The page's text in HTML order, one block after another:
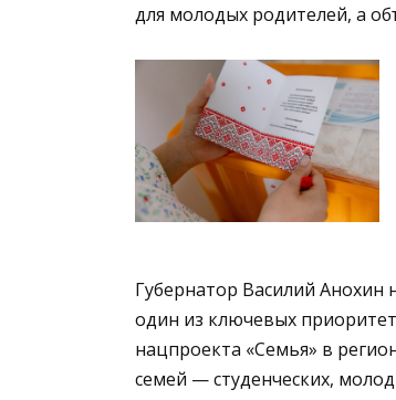
для молодых родителей, а
Губернатор Василий
один из ключевых
нацпроекта «Семья» в
семей — студенческих,